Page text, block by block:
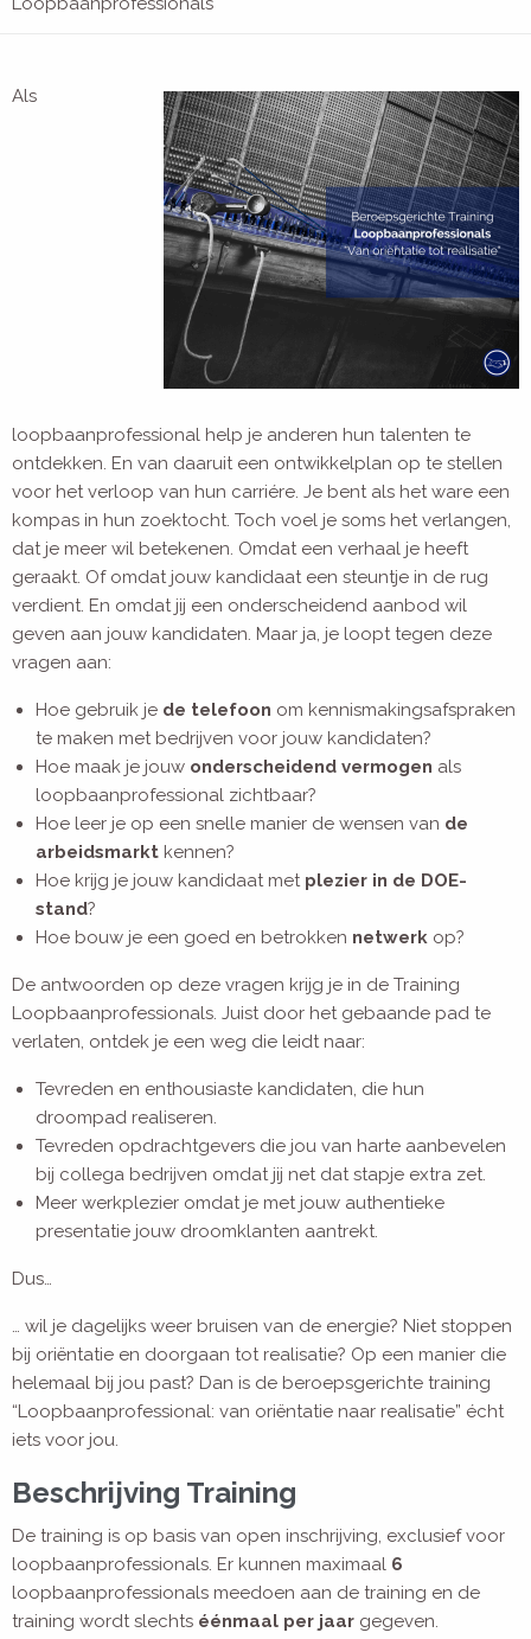
Als
loopbaanprofessional help je anderen hun talenten te
ontdekken. En van daaruit een ontwikkelplan op te stellen
voor het verloop van hun carriére. Je bent als het ware een
kompas in hun zoektocht. Toch voel je soms het verlangen,
dat je meer wil betekenen. Omdat een verhaal je heeft
geraakt. Of omdat jouw kandidaat een steuntje in de rug
verdient. En omdat jij een onderscheidend aanbod wil
geven aan jouw kandidaten. Maar ja, je loopt tegen deze
vragen aan:
Hoe gebruik je de telefoon om kennismakingsafspraken
te maken met bedrijven voor jouw kandidaten?
Hoe maak je jouw onderscheidend vermogen als
loopbaanprofessional zichtbaar?
Hoe leer je op een snelle manier de wensen van de
arbeidsmarkt kennen?
Hoe krijg je jouw kandidaat met plezier in de DOE-
stand?
Hoe bouw je een goed en betrokken netwerk op?
De antwoorden op deze vragen krijg je in de Training
Loopbaanprofessionals. Juist door het gebaande pad te
verlaten, ontdek je een weg die leidt naar:
Tevreden en enthousiaste kandidaten, die hun
droompad realiseren.
Tevreden opdrachtgevers die jou van harte aanbevelen
bij collega bedrijven omdat jij net dat stapje extra zet.
Meer werkplezier omdat je met jouw authentieke
presentatie jouw droomklanten aantrekt.
Dus…
… wil je dagelijks weer bruisen van de energie? Niet stoppen
bij oriëntatie en doorgaan tot realisatie? Op een manier die
helemaal bij jou past? Dan is de beroepsgerichte training
“Loopbaanprofessional: van oriëntatie naar realisatie” écht
iets voor jou.
Beschrijving Training
De training is op basis van open inschrijving, exclusief voor
loopbaanprofessionals. Er kunnen maximaal 6
loopbaanprofessionals meedoen aan de training en de
training wordt slechts éénmaal per jaar gegeven.